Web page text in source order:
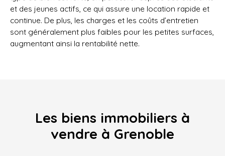
et des jeunes actifs, ce qui assure une location rapide et
continue. De plus, les charges et les coûts d’entretien
sont généralement plus faibles pour les petites surfaces,
augmentant ainsi la rentabilité nette.
Les biens immobiliers à
vendre à Grenoble